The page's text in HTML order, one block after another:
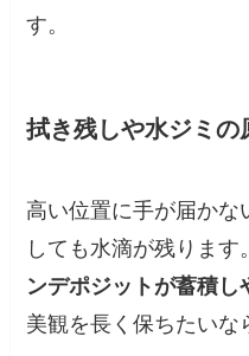
す。
拭き残しや水ジミの
高い位置に手が届かな
しても水滴が残ります
ンデポジットが蓄積し
美観を長く保ちたいな